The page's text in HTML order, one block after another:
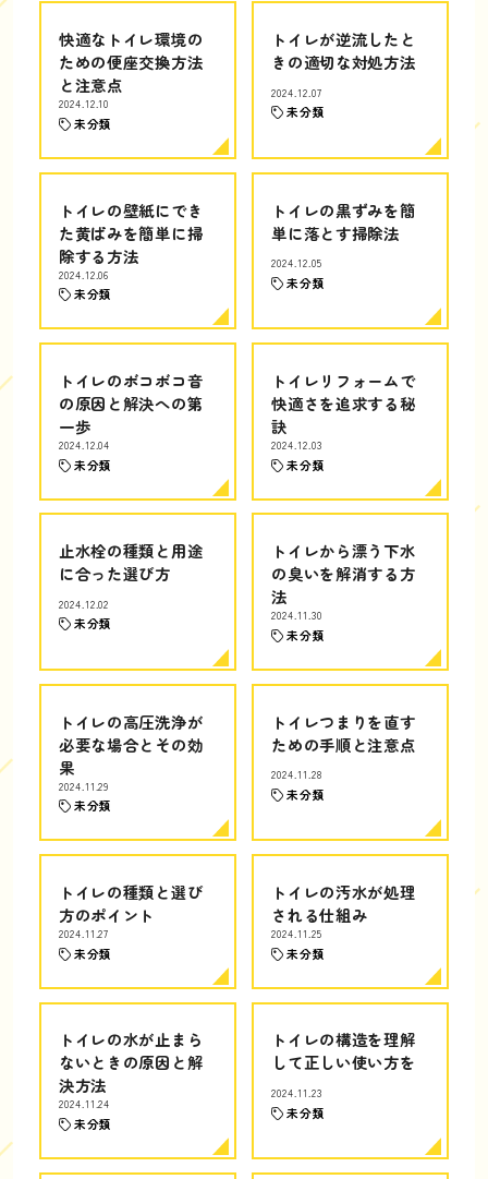
快適なトイレ環境の
ための便座交換方法
と注意点
2024.12.10
未分類
トイレが逆流したと
きの適切な対処方法
2024.12.07
未分類
トイレの壁紙にでき
た黄ばみを簡単に掃
除する方法
2024.12.06
未分類
トイレの黒ずみを簡
単に落とす掃除法
2024.12.05
未分類
トイレのボコボコ音
の原因と解決への第
一歩
2024.12.04
未分類
トイレリフォームで
快適さを追求する秘
訣
2024.12.03
未分類
止水栓の種類と用途
に合った選び方
2024.12.02
未分類
トイレから漂う下水
の臭いを解消する方
法
2024.11.30
未分類
トイレの高圧洗浄が
必要な場合とその効
果
2024.11.29
未分類
トイレつまりを直す
ための手順と注意点
2024.11.28
未分類
トイレの種類と選び
方のポイント
2024.11.27
未分類
トイレの汚水が処理
される仕組み
2024.11.25
未分類
トイレの水が止まら
ないときの原因と解
決方法
2024.11.24
未分類
トイレの構造を理解
して正しい使い方を
2024.11.23
未分類